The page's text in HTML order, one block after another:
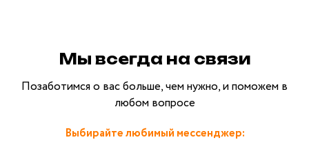
Мы всегда на связи
Позаботимся о вас больше, чем нужно, и поможем в
любом вопросе
Выбирайте любимый мессенджер: